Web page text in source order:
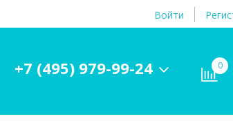
Войти
+7 (495) 979-99-24 0